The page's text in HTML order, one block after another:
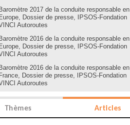
Baromètre 2017 de la conduite responsable en
Europe, Dossier de presse, IPSOS-Fondation
Autoroutes
Baromètre 2016 de la conduite responsable en
Europe, Dossier de presse, IPSOS-Fondation
Autoroutes
Baromètre 2016 de la conduite responsable en
France, Dossier de presse, IPSOS-Fondation
Autoroutes
Thèmes Articles